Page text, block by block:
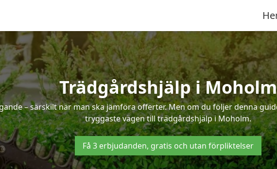
Trädgårdshjälp i Moholm
– särskilt när man ska jämföra offerter. Men om du följer denna
tryggaste vägen till trädgårdshjälp i Moholm.
Få 3 erbjudanden, gratis och utan förpliktelser